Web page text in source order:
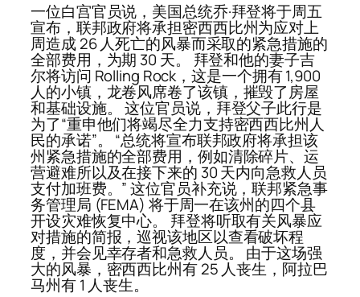
一位白宫官员说，美国总统乔·拜登将于周五
宣布，联邦政府将承担密西西比州为应对上
周造成 26 人死亡的风暴而采取的紧急措施的
全部费用，为期 30 天。 拜登和他的妻子吉
尔将访问 Rolling Rock，这是一个拥有 1,900
人的小镇，龙卷风席卷了该镇，摧毁了房屋
和基础设施。 这位官员说，拜登父子此行是
为了“重申他们将竭尽全力支持密西西比州人
民的承诺”。 “总统将宣布联邦政府将承担该
州紧急措施的全部费用，例如清除碎片、运
营避难所以及在接下来的 30 天内向急救人员
支付加班费。” 这位官员补充说，联邦紧急事
务管理局 (FEMA) 将于周一在该州的四个县
开设灾难恢复中心。 拜登将听取有关风暴应
对措施的简报，巡视该地区以查看破坏程
度，并会见幸存者和急救人员。 由于这场强
大的风暴，密西西比州有 25 人丧生，阿拉巴
马州有 1 人丧生。